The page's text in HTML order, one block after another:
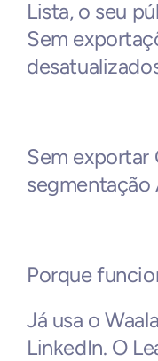
Lista, o seu
Sem
Sem exportar
Porque
Já usa o
LinkedIn. O